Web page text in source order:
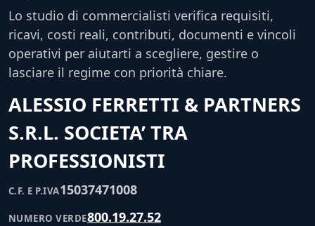
Lo studio di commercialisti verifica requisiti,
ricavi, costi reali, contributi, documenti e vincoli
operativi per aiutarti a scegliere, gestire o
lasciare il regime con priorità chiare.
ALESSIO FERRETTI & PARTNERS
S.R.L. SOCIETA’ TRA
PROFESSIONISTI
C.F. E P.IVA15037471008
NUMERO VERDE800.19.27.52